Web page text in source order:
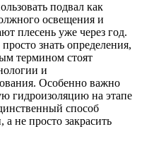
подвал как
освещения и
плесень уже через год.
знать определения,
термином стоят
и
Особенно важно
гидроизоляцию на этапе
способ
а не просто закрасить